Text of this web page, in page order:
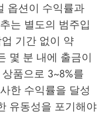
옵션이 수익률과
는 별도의 범주입
기간 없이 약
몇 분 내에 출금이
품으로 3~8%를
한 수익률을 달성
유동성을 포기해야